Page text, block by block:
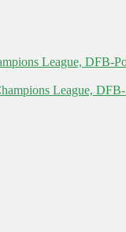
League, DFB-
League,